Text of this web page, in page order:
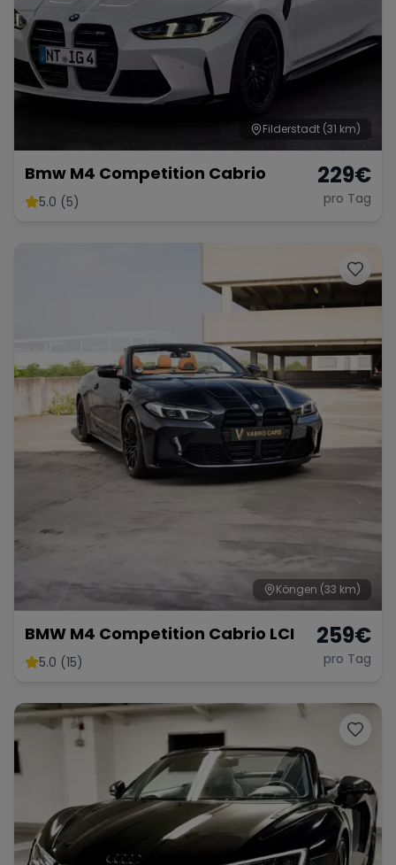
Filderstadt (31 km)
Bmw M4 Competition Cabrio
5.0 (5)
229€
pro Tag
Köngen (33 km)
BMW M4 Competition Cabrio LCI
5.0 (15)
259€
pro Tag